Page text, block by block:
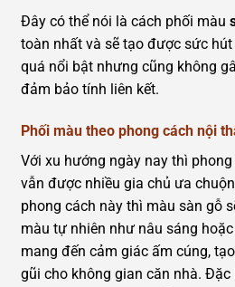
Đây có thể nói là cách phối màu
toàn nhất và sẽ tạo được sức
quá nổi bật nhưng cũng không
đảm bảo tính liên kết.
Phối màu theo phong cách nội
Với xu hướng ngày nay thì
vẫn được nhiều gia chủ ưa
phong cách này thì màu sàn gỗ
màu tự nhiên như nâu sáng
mang đến cảm giác ấm cúng,
gũi cho không gian căn nhà. Đặc